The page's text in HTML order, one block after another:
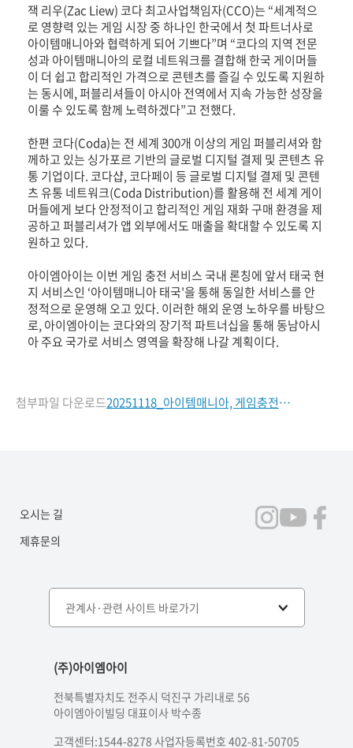
잭 리우(Zac Liew) 코다 최고사업책임자(CCO)는 “세계적으
로 영향력 있는 게임 시장 중 하나인 한국에서 첫 파트너사로
아이템매니아와 협력하게 되어 기쁘다”며 “코다의 지역 전문
성과 아이템매니아의 로컬 네트워크를 결합해 한국 게이머들
이 더 쉽고 합리적인 가격으로 콘텐츠를 즐길 수 있도록 지원하
는 동시에, 퍼블리셔들이 아시아 전역에서 지속 가능한 성장을
이룰 수 있도록 함께 노력하겠다”고 전했다.
한편 코다(Coda)는 전 세계 300개 이상의 게임 퍼블리셔와 함
께하고 있는 싱가포르 기반의 글로벌 디지털 결제 및 콘텐츠 유
통 기업이다. 코다샵, 코다페이 등 글로벌 디지털 결제 및 콘텐
츠 유통 네트워크(Coda Distribution)를 활용해 전 세계 게이
머들에게 보다 안정적이고 합리적인 게임 재화 구매 환경을 제
공하고 퍼블리셔가 앱 외부에서도 매출을 확대할 수 있도록 지
원하고 있다.
아이엠아이는 이번 게임 충전 서비스 국내 론칭에 앞서 태국 현
지 서비스인 ‘아이템매니아 태국'을 통해 동일한 서비스를 안
정적으로 운영해 오고 있다. 이러한 해외 운영 노하우를 바탕으
로, 아이엠아이는 코다와의 장기적 파트너십을 통해 동남아시
아 주요 국가로 서비스 영역을 확장해 나갈 계획이다.
첨부파일 다운로드 20251118_아이템매니아, 게임충전서비스 정식 오픈.docx
오시는 길
제휴문의
(주)아이엠아이
전북특별자치도 전주시 덕진구 가리내로 56
아이엠아이빌딩 대표이사 박수종
고객센터:1544-8278 사업자등록번호 402-81-50705
관계사·관련 사이트 바로가기